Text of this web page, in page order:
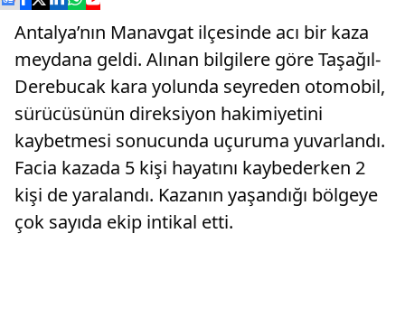
Antalya’nın Manavgat ilçesinde acı bir kaza
meydana geldi. Alınan bilgilere göre Taşağıl-
Derebucak kara yolunda seyreden otomobil,
sürücüsünün direksiyon hakimiyetini
kaybetmesi sonucunda uçuruma yuvarlandı.
Facia kazada 5 kişi hayatını kaybederken 2
kişi de yaralandı. Kazanın yaşandığı bölgeye
çok sayıda ekip intikal etti.